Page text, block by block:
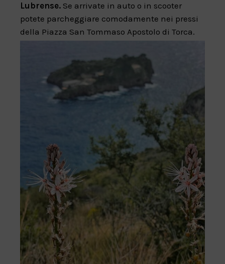
Lubrense. Se arrivate in auto o in scooter
potete parcheggiare comodamente nei pressi
della Piazza San Tommaso Apostolo di Torca.